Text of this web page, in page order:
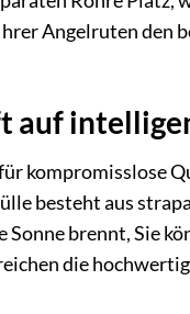
Angelruten den
auf
kompromisslose
besteht aus
Sonne brennt, Sie
die